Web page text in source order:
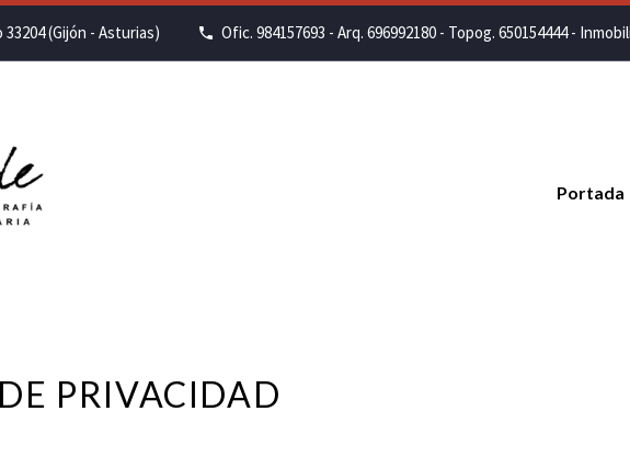
(Gijón - Asturias) Ofic. 984157693 - Arq. 696992180 - Topog. 650154444 -
Portada
PRIVACIDAD